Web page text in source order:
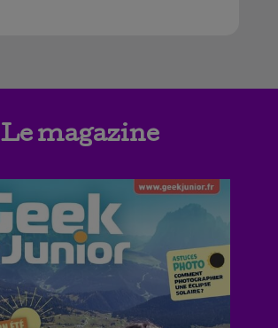
Le magazine